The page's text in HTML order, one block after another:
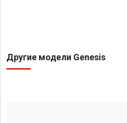
Другие модели Genesis